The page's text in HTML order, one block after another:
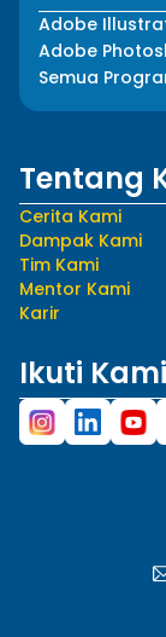
Adobe
Adobe
Semua
Tentang
Cerita Kami
Dampak Kami
Tim Kami
Mentor Kami
Karir
Ikuti Kami